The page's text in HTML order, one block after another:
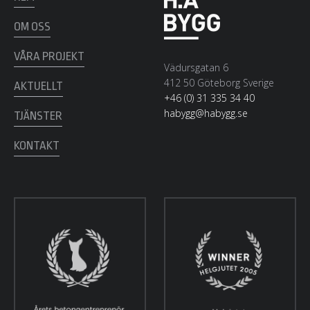
OM OSS
VÅRA PROJEKT
AKTUELLT
TJÄNSTER
KONTAKT
Vädursgatan 6
412 50 Göteborg Sverige
+46 (0) 31 335 34 40
habygg@habygg.se